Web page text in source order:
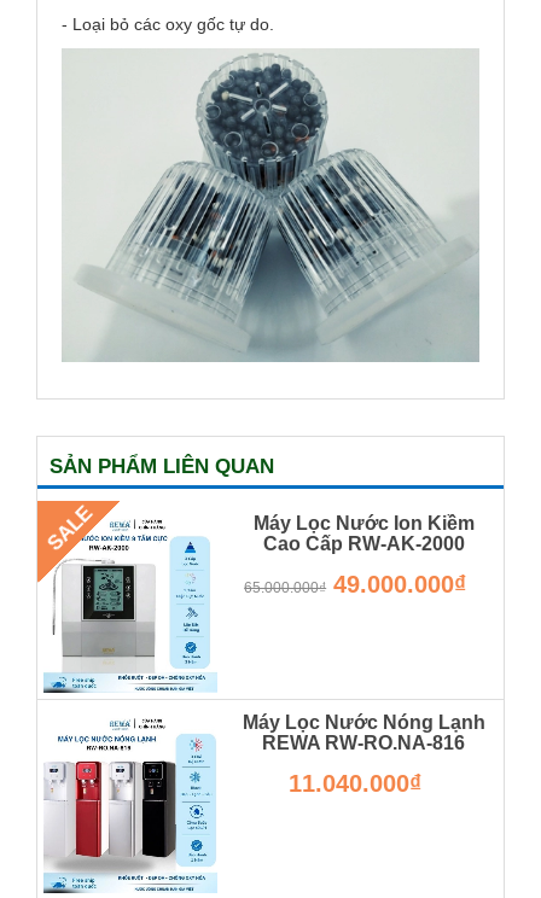
- Loại bỏ các oxy gốc tự do.
SẢN PHẨM LIÊN QUAN
SALE
Máy Lọc Nước Ion Kiềm
Cao Cấp RW-AK-2000
65.000.000₫ 49.000.000₫
Máy Lọc Nước Nóng Lạnh
REWA RW-RO.NA-816
RW-RO.NA-820
11.040.000₫